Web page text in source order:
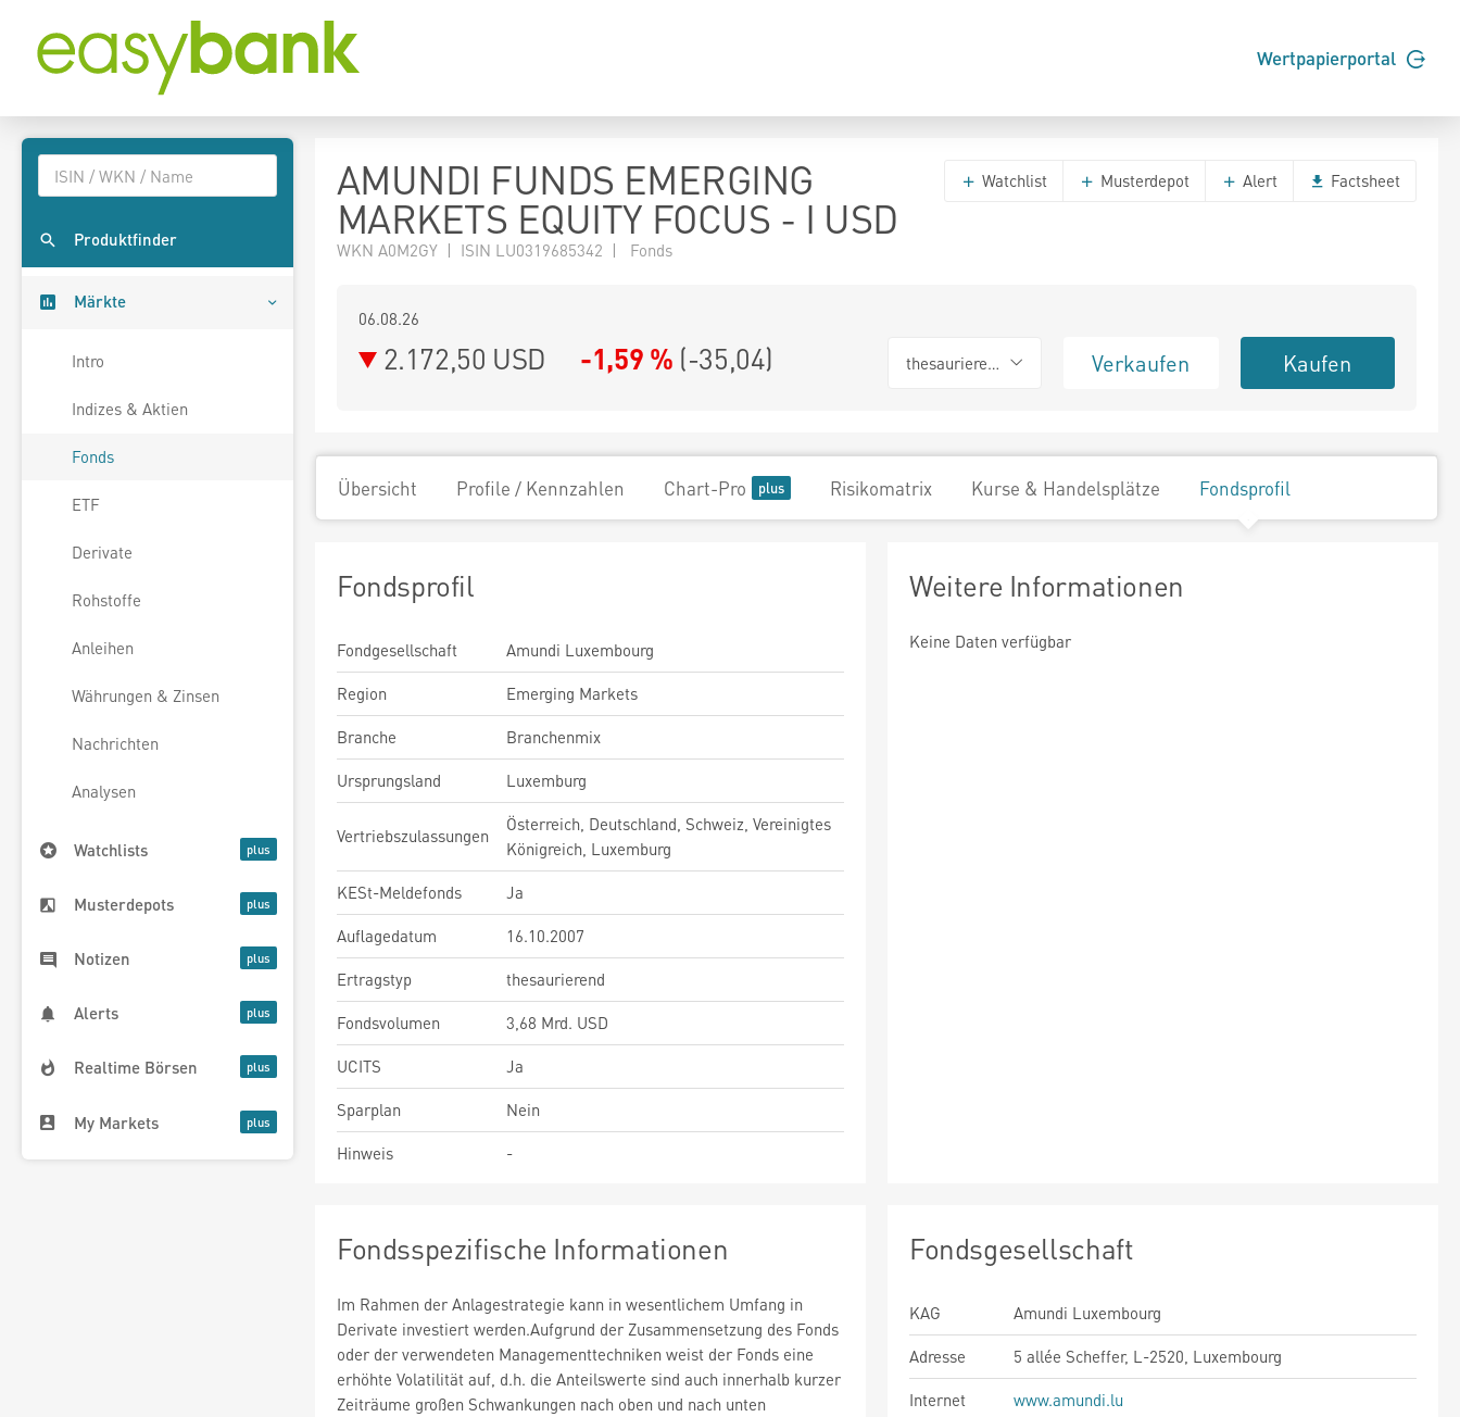
Wertpapierportal
Produktfinder
Märkte
Intro
Indizes & Aktien
Fonds
ETF
Derivate
Rohstoffe
Anleihen
Währungen & Zinsen
Nachrichten
Analysen
Watchlists
Musterdepots
Notizen
Alerts
Realtime Börsen
My Markets
AMUNDI FUNDS EMERGING
MARKETS EQUITY FOCUS - I USD
WKN A0M2GY | ISIN LU0319685342 | Fonds
Watchlist Musterdepot Alert Factsheet
06.08.26
2.172,50 USD -1,59 % (-35,04) thesaurierend Verkaufen Kaufen
Übersicht Profile / Kennzahlen Chart-Pro Risikomatrix Kurse & Handelsplätze Fondsprofil
Fondsprofil
Fondgesellschaft
Amundi Luxembourg
Region
Emerging Markets
Branche
Branchenmix
Ursprungsland
Luxemburg
Vertriebszulassungen
Österreich, Deutschland, Schweiz, Vereinigtes
Königreich, Luxemburg
KESt-Meldefonds
Ja
Auflagedatum
16.10.2007
Ertragstyp
thesaurierend
Fondsvolumen
3,68 Mrd. USD
UCITS
Ja
Sparplan
Nein
Hinweis
-
Weitere Informationen
Keine Daten verfügbar
Fondsspezifische Informationen
Im Rahmen der Anlagestrategie kann in wesentlichem Umfang in
Derivate investiert werden.Aufgrund der Zusammensetzung des Fonds
oder der verwendeten Managementtechniken weist der Fonds eine
erhöhte Volatilität auf, d.h. die Anteilswerte sind auch innerhalb kurzer
Zeiträume großen Schwankungen nach oben und nach unten
Fondsgesellschaft
KAG
Amundi Luxembourg
Adresse
5 allée Scheffer, L-2520, Luxembourg
Internet
www.amundi.lu